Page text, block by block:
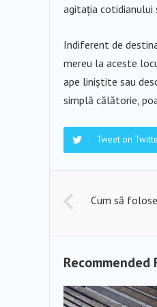
agitația
Indiferent de
mereu la aceste
ape liniștite sau
simplă călătorie,
Tweet on
Cum să
Recommended